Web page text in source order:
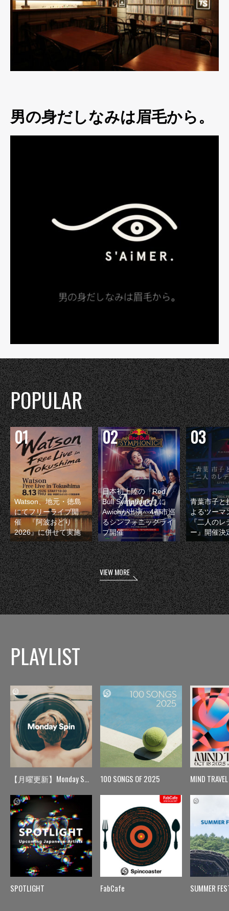
男の身だしなみは眉毛から。
POPULAR
Watson、地元・徳島
にてフリーライブ開
催 『阿波おどり
2026』に併せて実施
日本初上陸の『Red
Bull Symphonic』に
Awichが出演 4都市巡
るシンフォニックライ
ブ開催
青葉市子と
よるツーマ
『二人のレ
ー』開催決
VIEW MORE
PLAYLIST
【月曜更新】Monday Spin
SPOTLIGHT
100 SONGS OF 2025
FabCafe
MIND TRAVEL
SUMMER